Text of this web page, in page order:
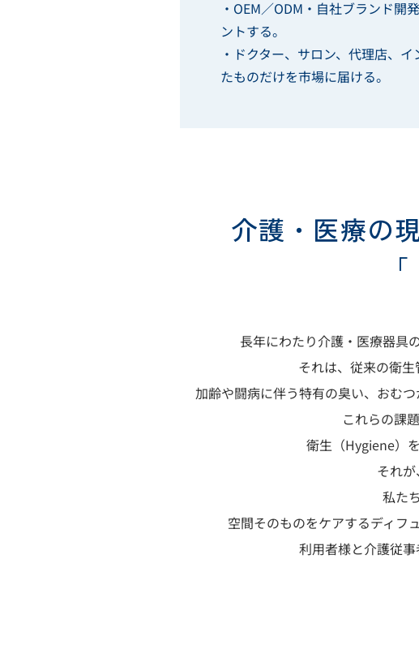
・ OEM／ODM ・自社ブランド開
ントする。
・ドクター、サロン、代理店、
たものだけを市場に届ける。
介護・医療の
長年にわたり介護・医療器具
それは、従来の衛
加齢や闘病に伴う特有の臭い、おむ
これらの課
衛生（Hygiene）
それ
私た
空間そのものをケアするディフ
利用者様と介護従